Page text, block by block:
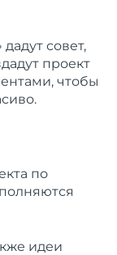
совет,
проект
чтобы
по
идеи